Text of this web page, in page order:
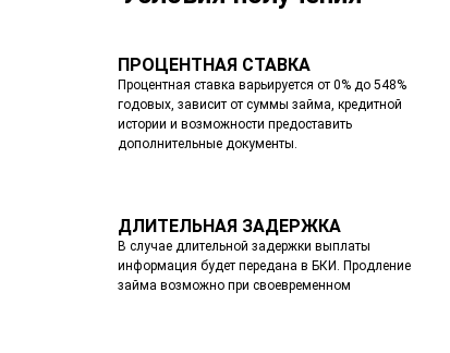
ПРОЦЕНТНАЯ СТАВКА
Процентная ставка варьируется от 0% до 548%
годовых, зависит от суммы займа, кредитной
истории и возможности предоставить
дополнительные документы.
ДЛИТЕЛЬНАЯ ЗАДЕРЖКА
В случае длительной задержки выплаты
информация будет передана в БКИ. Продление
займа возможно при своевременном